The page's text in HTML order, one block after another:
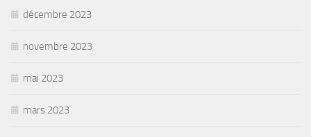
décembre 2023
novembre 2023
mai 2023
mars 2023